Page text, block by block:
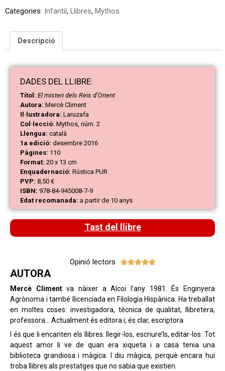
Categories: Infantil, Llibres, Mythos
Descripció
DADES DEL LLIBRE:
Títol: El misteri dels Reis d’Orient
Autora: Mercè Climent
Il·lustradora: Laruzafa
Col·lecció: Mythos, núm. 2
Llengua: català
1a edició: desembre 2016
Pàgines: 110
Format: 20 x 13 cm
Enquadernació: Rústica PUR
PVP: 8,50 €
ISBN: 978-84-945008-7-9
Edat recomanada: a partir de 10 anys
Tast del llibre
Opinió lectors 
AUTORA
Mercè Climentva nàixer a Alcoi l’any 1981. És Enginyera
Agrònoma i també llicenciada en Filologia Hispànica. Ha treballat
en moltes coses: investigadora, tècnica de qualitat, llibretera,
professora… Actualment és editora i, és clar, escriptora.
I és que li encanten els llibres: llegir-los, escriure’ls, editar-los. Tot
aquest amor li ve de quan era xiqueta i a casa tenia una
biblioteca grandiosa i màgica. I diu màgica, perquè encara hui
troba llibres als prestatges que no sabia que existien.